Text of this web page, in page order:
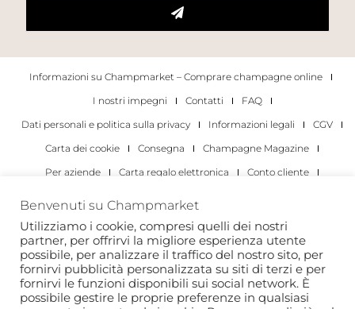
Informazioni su Champmarket – Comprare champagne online
I nostri impegni
Contatti
FAQ
Dati personali e politica sulla privacy
Informazioni legali
CGV
Carta dei cookie
Consegna
Champagne Magazine
Per aziende
Carta regalo elettronica
Conto cliente
Per gli individui
Per le aziende
Copyright 2022 © tutti i diritti riservati. Champmarket.
Benvenuti su Champmarket
Utilizziamo i cookie, compresi quelli dei nostri
partner, per offrirvi la migliore esperienza utente
possibile, per analizzare il traffico del nostro sito, per
fornirvi pubblicità personalizzata su siti di terzi e per
fornirvi le funzioni disponibili sui social network. È
possibile gestire le proprie preferenze in qualsiasi